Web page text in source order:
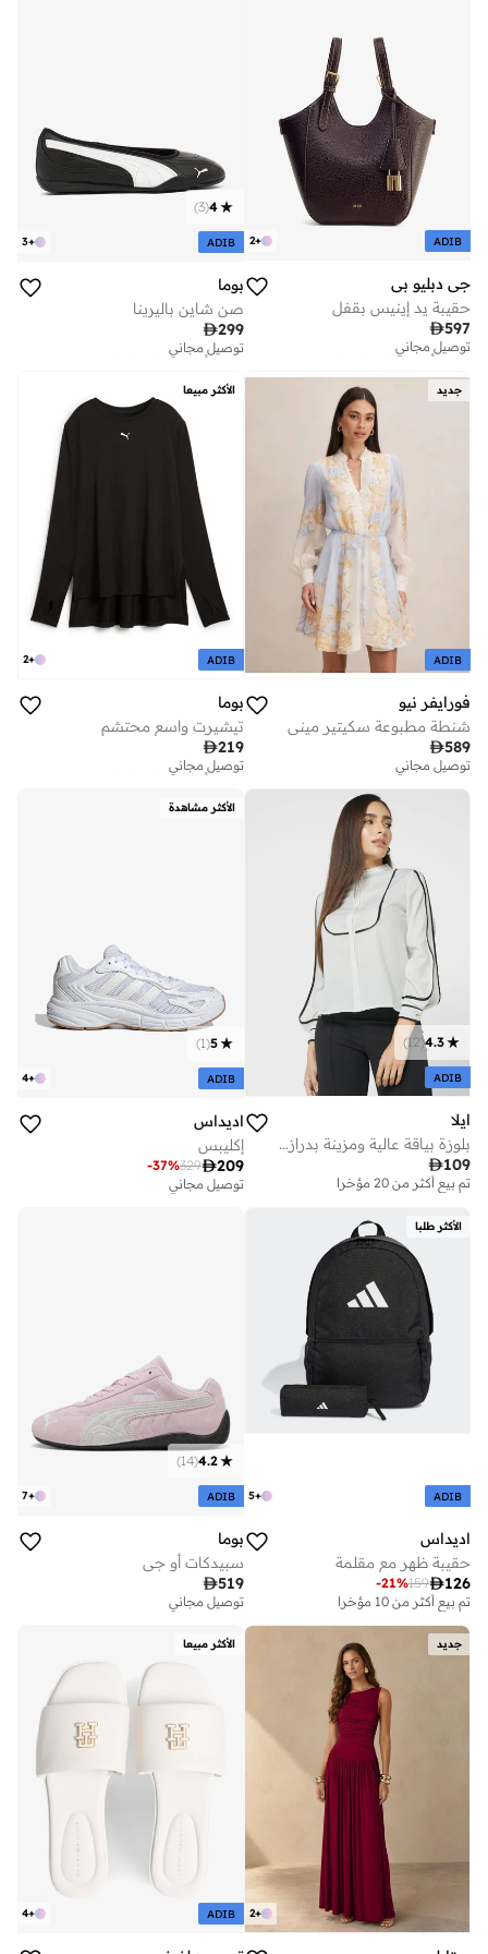
+
2 ADIB
جي دبليو بي
حقيبة يد إينيس بقفل
597
توصيل مجاني
تم بيع أكثر من 10 مؤخرا
تم بيع أكثر من 10 مؤخرا
+
3
4
(
3
)
ADIB
بوما
صن شاين باليرينا
299
توصيل مجاني
تم بيع أكثر من 10 مؤخرا
تم بيع أكثر من 10 مؤخرا
جديد
ADIB
فورايفر نيو
شنطة مطبوعة سكيتير ميني
589
توصيل مجاني
الأكثر مبيعا
+
2 ADIB
بوما
تيشيرت واسع محتشم
219
توصيل مجاني
تم بيع أكثر من 10 مؤخرا
تم بيع أكثر من 10 مؤخرا
4.3
(
12
)
ADIB
ايلا
بلوزة بياقة عالية ومزينة بدرازات
109
تم بيع أكثر من 20 مؤخرا
الأكثر مشاهدة
+
4
5
(
1
)
ADIB
اديداس
إكليبس
209
329
-37%
توصيل مجاني
الأكثر طلبا
+
5 ADIB
اديداس
حقيبة ظهر مع مقلمة
126
159
-21%
تم بيع أكثر من 10 مؤخرا
+
7
4.2
(
14
)
ADIB
بوما
سبيدكات أو جي
519
توصيل مجاني
جديد
+
2
الأكثر مبيعا
+
4 ADIB